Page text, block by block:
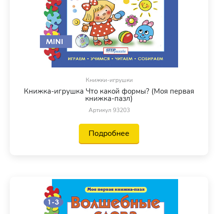
Книжки-игрушки
Книжка-игрушка Что какой формы? (Моя первая
книжка-пазл)
Артикул 93203
Подробнее